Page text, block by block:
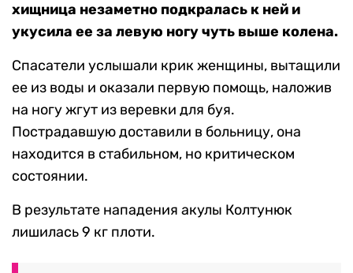
хищница незаметно подкралась к ней и
укусила ее за левую ногу чуть выше колена.
Спасатели услышали крик женщины, вытащили
ее из воды и оказали первую помощь, наложив
на ногу жгут из веревки для буя.
Пострадавшую доставили в больницу, она
находится в стабильном, но критическом
состоянии.
В результате нападения акулы Колтунюк
лишилась 9 кг плоти.